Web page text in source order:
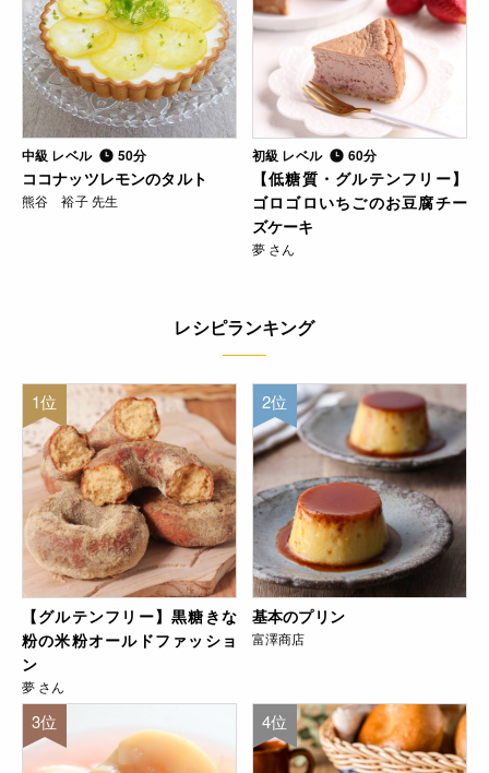
中級 レベル 50分
ココナッツレモンのタルト
熊谷 裕子 先生
初級 レベル 60分
【低糖質・グルテンフリー】
ゴロゴロいちごのお豆腐チー
ズケーキ
夢 さん
レシピランキング
1位
【グルテンフリー】黒糖きな
粉の米粉オールドファッショ
ン
夢 さん
2位
基本のプリン
富澤商店
3位 4位